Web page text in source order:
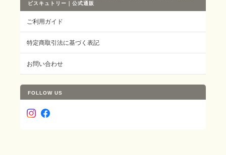
ビスキュトリー｜公式通販
ご利用ガイド
特定商取引法に基づく表記
お問い合わせ
FOLLOW US